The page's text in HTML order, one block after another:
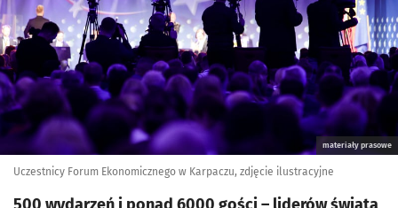
materiały prasowe
Uczestnicy Forum Ekonomicznego w Karpaczu, zdjęcie ilustracyjne